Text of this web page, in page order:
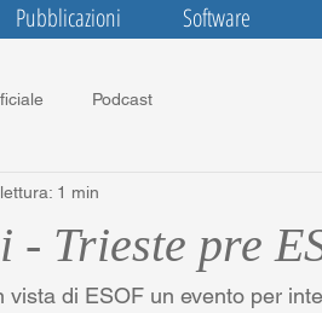
Pubblicazioni Software
Podcast
- Trieste pre
1 min
vista di ESOF un evento per